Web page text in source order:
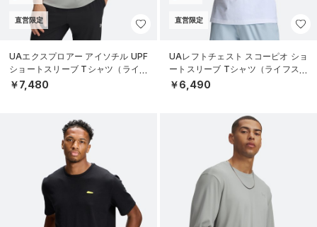
直営限定
UAエクスプロアー アイソチル UPF
ショートスリーブ Tシャツ（ライフ
スタイル/MEN）
￥7,480
直営限定
UAレフトチェスト スコーピオ ショ
ートスリーブ Tシャツ（ライフスタ
イル/MEN）
￥6,490